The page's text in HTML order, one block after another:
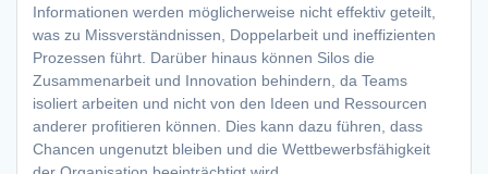
Informationen werden möglicherweise nicht effektiv geteilt,
was zu Missverständnissen, Doppelarbeit und ineffizienten
Prozessen führt. Darüber hinaus können Silos die
Zusammenarbeit und Innovation behindern, da Teams
isoliert arbeiten und nicht von den Ideen und Ressourcen
anderer profitieren können. Dies kann dazu führen, dass
Chancen ungenutzt bleiben und die Wettbewerbsfähigkeit